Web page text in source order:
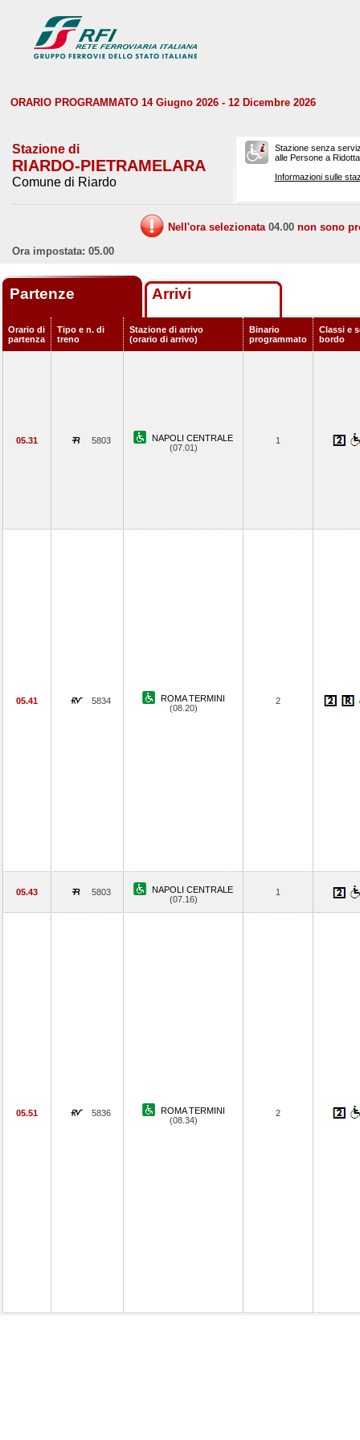
ORARIO PROGRAMMATO 14 Giugno 2026 - 12 Dicembre 2026
Stazione di
RIARDO-PIETRAMELARA
Comune di Riardo
Stazione senza
alle Persone a
Informazioni sulle
Nell'ora selezionata 04.00 non sono
Ora impostata: 05.00
Partenze Arrivi
Orario di
partenza
Tipo e n. di
treno
Stazione di arrivo
(orario di arrivo)
Binario
programmato
Classi e
bordo
05.31 5803
NAPOLI CENTRALE
(07.01)
1
05.41 5834
ROMA TERMINI
(08.20)
2
05.43 5803
NAPOLI CENTRALE
(07.16)
1
05.51 5836
ROMA TERMINI
(08.34)
2